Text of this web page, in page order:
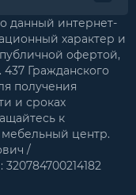
данный интернет-
характер и
офертой,
Гражданского
получения
и сроках
к
центр.
/